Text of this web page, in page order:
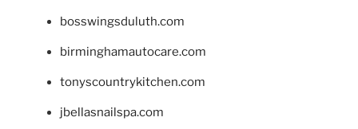
bosswingsduluth.com
birminghamautocare.com
tonyscountrykitchen.com
jbellasnailspa.com